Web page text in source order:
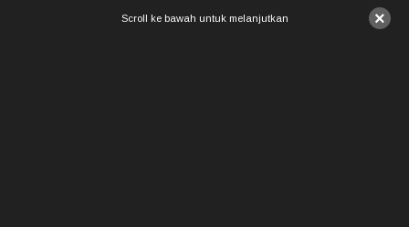
×
Scroll ke bawah untuk melanjutkan